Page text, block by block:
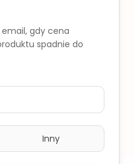
gdy cena
spadnie do
Inny